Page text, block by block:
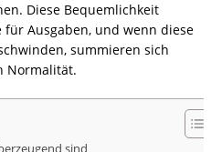
Diese Bequemlichkeit
Ausgaben, und wenn diese
summieren sich
Normalität.